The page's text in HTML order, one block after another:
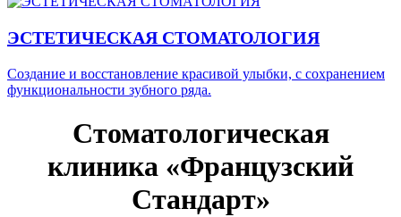
ЭСТЕТИЧЕСКАЯ СТОМАТОЛОГИЯ
Создание и восстановление красивой улыбки, с сохранением
функциональности зубного ряда.
Стоматологическая
клиника «Французский
Стандарт»